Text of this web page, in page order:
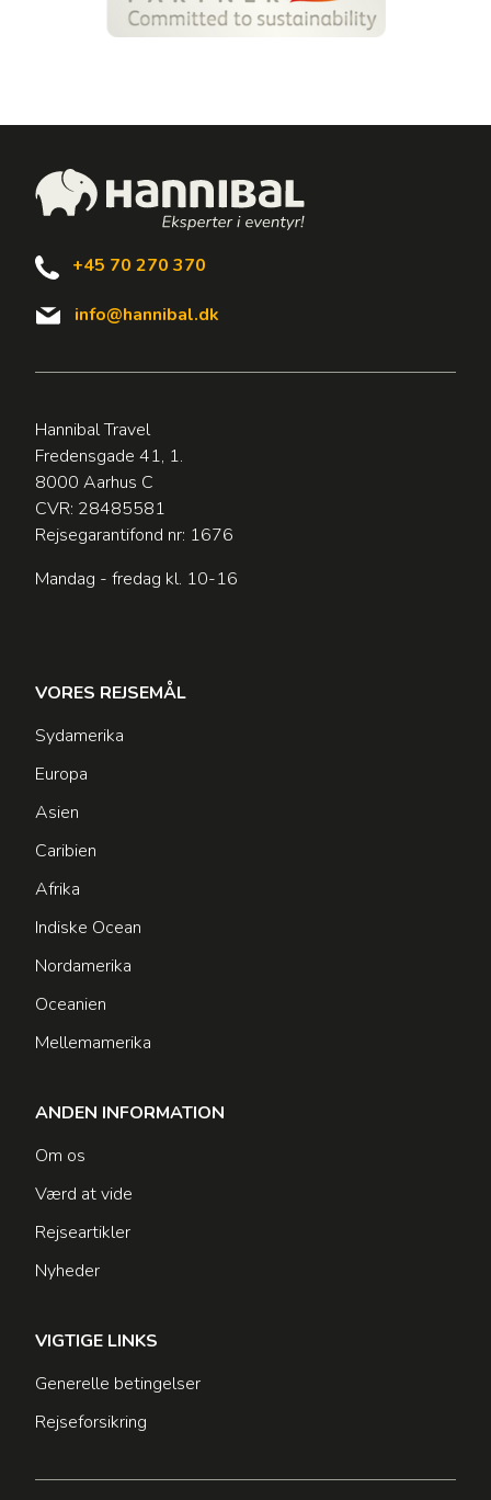
+45 70 270 370
info@hannibal.dk
Hannibal Travel
Fredensgade 41, 1.
8000 Aarhus C
CVR: 28485581
Rejsegarantifond nr: 1676
Mandag - fredag kl. 10-16
VORES REJSEMÅL
Sydamerika
Europa
Asien
Caribien
Afrika
Indiske Ocean
Nordamerika
Oceanien
Mellemamerika
ANDEN INFORMATION
Om os
Værd at vide
Rejseartikler
Nyheder
VIGTIGE LINKS
Generelle betingelser
Rejseforsikring